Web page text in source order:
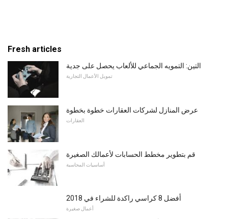
Fresh articles
التين: التمويه الجماعي للألعاب يحصل على جدية
تمويل الأعمال التجارية
عرض المنازل لشركات العقارات خطوة بخطوة
العقارات
قم بتطوير مخطط الحسابات لأعمالك الصغيرة
أساسيات المحاسبة
أفضل 8 كراسي راكدة للشراء في 2018
أعمال صغيرة